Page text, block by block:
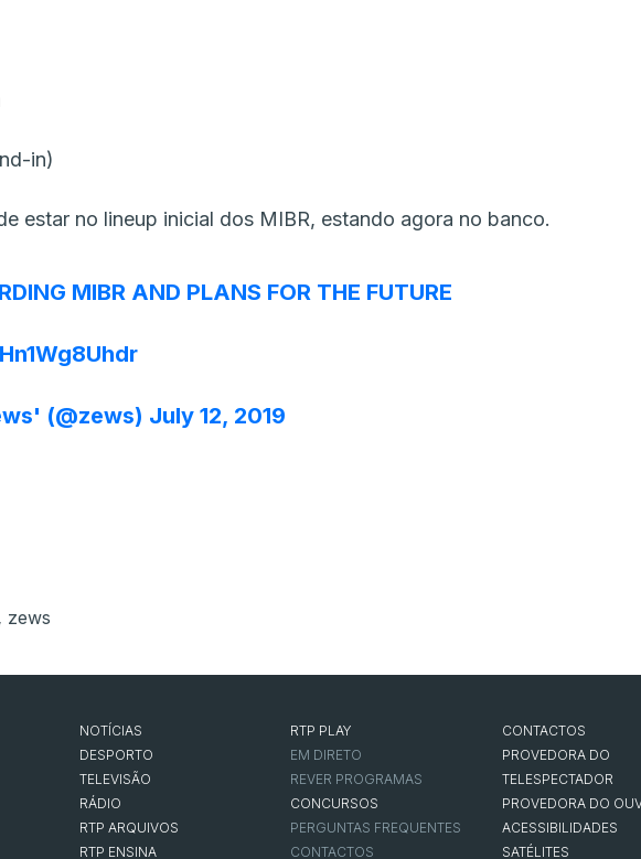
in)
estar no lineup inicial dos MIBR, estando agora no banco.
MIBR AND PLANS FOR THE FUTURE
(@zews) July 12, 2019
zews
NOTÍCIAS
DESPORTO
TELEVISÃO
RÁDIO
RTP ARQUIVOS
RTP ENSINA
RTP PLAY
EM DIRETO
REVER PROGRAMAS
CONCURSOS
PERGUNTAS FREQUENTES
CONTACTOS
CONTACTOS
PROVEDORA DO
TELESPECTADOR
PROVEDORA DO
ACESSIBILIDADES
SATÉLITES